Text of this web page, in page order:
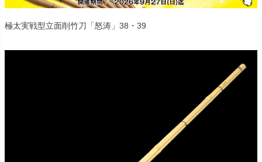
極太実戦型立面削竹刀「怒涛」38・39